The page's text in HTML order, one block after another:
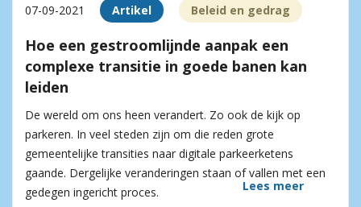
07-09-2021 Artikel Beleid en gedrag
Hoe een gestroomlijnde aanpak een
complexe transitie in goede banen kan
leiden
De wereld om ons heen verandert. Zo ook de kijk op
parkeren. In veel steden zijn om die reden grote
gemeentelijke transities naar digitale parkeerketens
gaande. Dergelijke veranderingen staan of vallen met een
gedegen ingericht proces.
Lees meer